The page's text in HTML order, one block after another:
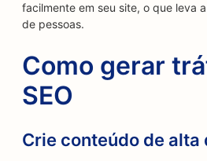
facilmente em seu site, o que leva
de pessoas.
Como gerar
SEO
Crie conteúdo de alta